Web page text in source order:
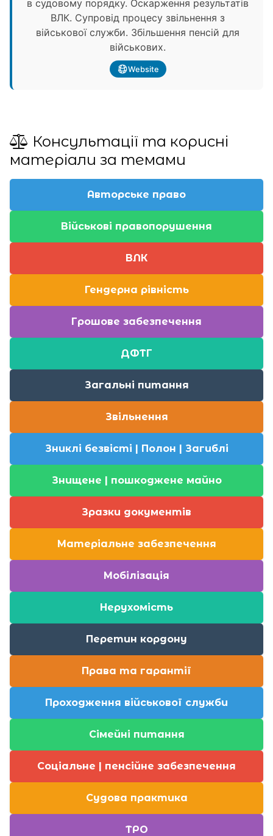
в судовому порядку. Оскарження результатів
ВЛК. Супровід процесу звільнення з
військової служби. Збільшення пенсій для
військових.
Website
Консультації та корисні
матеріали за темами
Авторське право
Військові правопорушення
ВЛК
Гендерна рівність
Грошове забезпечення
ДФТГ
Загальні питання
Звільнення
Зниклі безвісті | Полон | Загиблі
Знищене | пошкоджене майно
Зразки документів
Матеріальне забезпечення
Мобілізація
Нерухомість
Перетин кордону
Права та гарантії
Проходження військової служби
Сімейні питання
Соціальне | пенсійне забезпечення
Судова практика
ТРО